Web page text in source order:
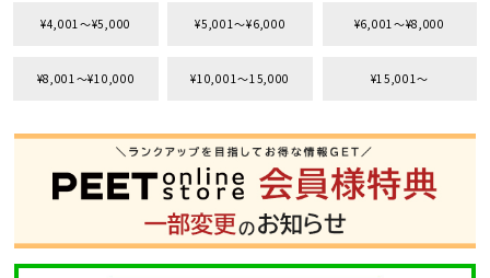
¥4,001〜¥5,000 ¥5,001〜¥6,000 ¥6,001〜¥8,000
¥8,001〜¥10,000 ¥10,001〜15,000 ¥15,001〜